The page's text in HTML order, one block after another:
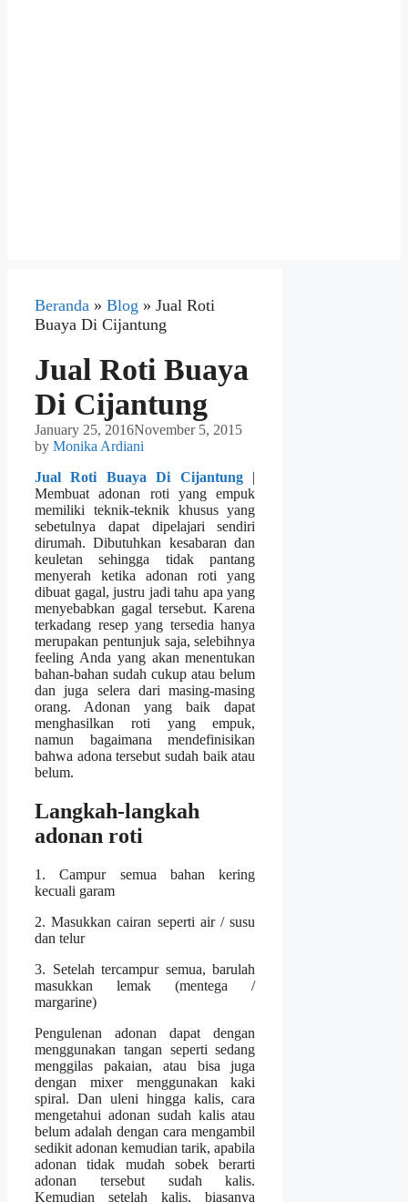
Beranda » Blog » Jual Roti
Buaya Di Cijantung
Jual Roti Buaya
Di Cijantung
January 25, 2016November 5, 2015
by Monika Ardiani
Jual Roti Buaya Di Cijantung|
Membuat adonan roti yang empuk
memiliki teknik-teknik khusus yang
sebetulnya dapat dipelajari sendiri
dirumah. Dibutuhkan kesabaran dan
keuletan sehingga tidak pantang
menyerah ketika adonan roti yang
dibuat gagal, justru jadi tahu apa yang
menyebabkan gagal tersebut. Karena
terkadang resep yang tersedia hanya
merupakan pentunjuk saja, selebihnya
feeling Anda yang akan menentukan
bahan-bahan sudah cukup atau belum
dan juga selera dari masing-masing
orang. Adonan yang baik dapat
menghasilkan roti yang empuk,
namun bagaimana mendefinisikan
bahwa adona tersebut sudah baik atau
belum.
Langkah-langkah
adonan roti
1. Campur semua bahan kering
kecuali garam
2. Masukkan cairan seperti air / susu
dan telur
3. Setelah tercampur semua, barulah
masukkan lemak (mentega /
margarine)
Pengulenan adonan dapat dengan
menggunakan tangan seperti sedang
menggilas pakaian, atau bisa juga
dengan mixer menggunakan kaki
spiral. Dan uleni hingga kalis, cara
mengetahui adonan sudah kalis atau
belum adalah dengan cara mengambil
sedikit adonan kemudian tarik, apabila
adonan tidak mudah sobek berarti
adonan tersebut sudah kalis.
Kemudian setelah kalis, biasanya